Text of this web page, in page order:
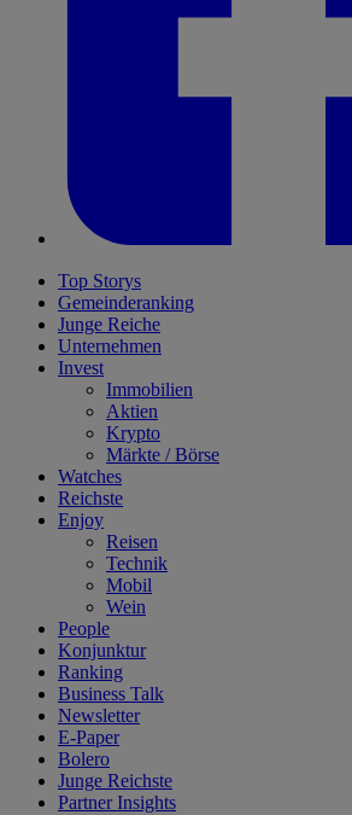
Top Storys
Gemeinderanking
Junge Reiche
Unternehmen
Invest
Immobilien
Aktien
Krypto
Märkte / Börse
Watches
Reichste
Enjoy
Reisen
Technik
Mobil
Wein
People
Konjunktur
Ranking
Business Talk
Newsletter
E-Paper
Bolero
Junge Reichste
Partner Insights